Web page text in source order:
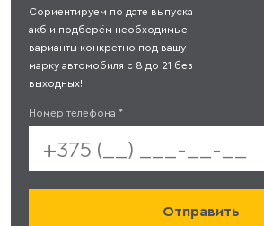
Сориентируем по дате выпуска
акб и подберём необходимые
варианты конкретно под вашу
марку автомобиля с 8 до 21 без
выходных!
Номер телефона *